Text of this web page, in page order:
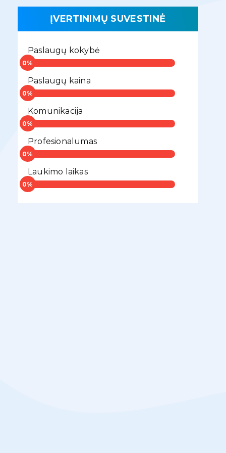
ĮVERTINIMŲ SUVESTINĖ
Paslaugų kokybė
Paslaugų kaina
Komunikacija
Profesionalumas
Laukimo laikas